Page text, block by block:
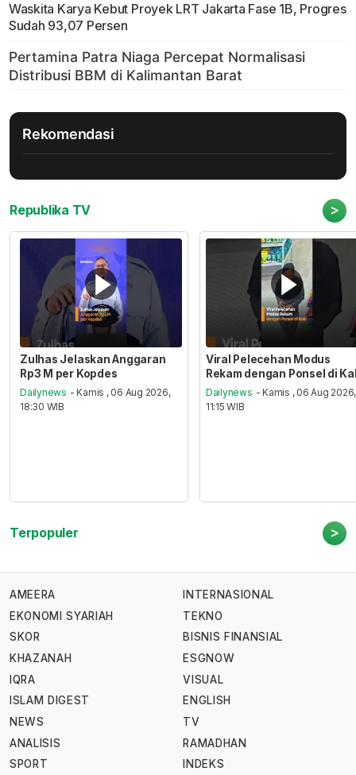
Waskita Karya Kebut Proyek LRT Jakarta Fase 1B, Progres
Sudah 93,07 Persen
Rekomendasi
Republika TV >
Zulhas Jelaskan Anggaran
Rp3 M per Kopdes
Dailynews - Kamis , 06 Aug 2026,
18:30 WIB
Viral Pelecehan Modus
Rekam dengan Ponsel di
Dailynews - Kamis , 06 Aug 2026,
11:15 WIB
Terpopuler >
AMEERA
EKONOMI SYARIAH
SKOR
KHAZANAH
IQRA
ISLAM DIGEST
NEWS
ANALISIS
SPORT
INTERNASIONAL
TEKNO
BISNIS FINANSIAL
ESGNOW
VISUAL
ENGLISH
TV
RAMADHAN
INDEKS